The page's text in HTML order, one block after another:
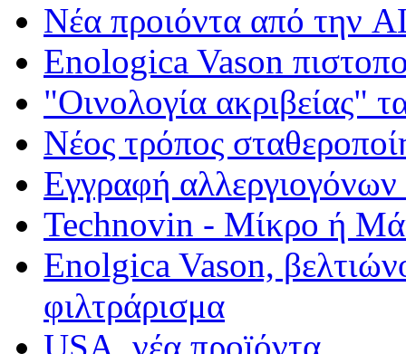
Νέα προιόντα από
Enologica Vason
"Οινολογία ακριβείας"
Νέος τρόπος
Εγγραφή αλλεργιογόνων
Technovin - Μίκρο ή
Enolgica Vason,
φιλτράρισμα